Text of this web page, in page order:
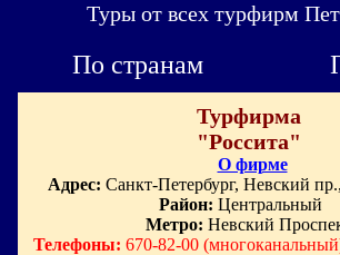
Туры от всех турфирм
По странам
Турфирма
"Россита"
О фирме
Адрес: Санкт-Петербург, Невский
Район: Центральный
Метро: Невский
Телефоны: 670-82-00